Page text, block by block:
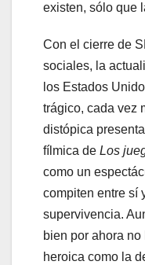
existen, sólo que
Con el cierre de
sociales, la
los Estados
trágico, cada vez
distópica
fílmica de Los
como un
compiten entre sí
supervivencia.
bien por ahora
heroica como la